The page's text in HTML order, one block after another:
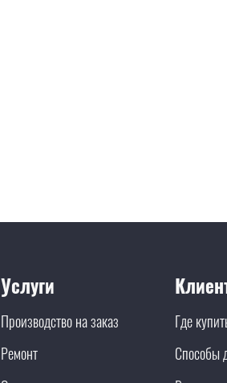
Услуги
Производство на заказ
Ремонт
Где
Способы